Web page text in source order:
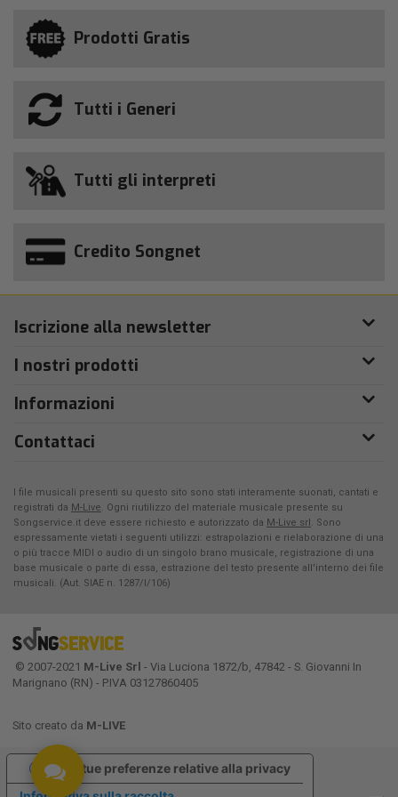
Prodotti Gratis
Tutti i Generi
Tutti gli interpreti
Credito Songnet
Iscrizione alla newsletter
I nostri prodotti
Informazioni
Contattaci
I file musicali presenti su questo sito sono stati interamente suonati, cantati e
registrati da M-Live. Ogni riutilizzo del materiale musicale presente su
Songservice.it deve essere richiesto e autorizzato da M-Live srl. Sono
espressamente vietati i seguenti utilizzi: estrapolazioni e rielaborazione di una
o più tracce MIDI o audio di un singolo brano musicale, registrazione di una
base musicale o parte di essa, estrazione del testo presente all'interno dei file
musicali. (Aut. SIAE n. 1287/I/106)
© 2007-2021 M-Live Srl - Via Luciona 1872/b, 47842 - S. Giovanni In
Marignano (RN) - P.IVA 03127860405
Sito creato da M-LIVE
Le tue preferenze relative alla privacy